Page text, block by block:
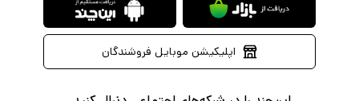
اپلیکیشن موبایل فروشندگان